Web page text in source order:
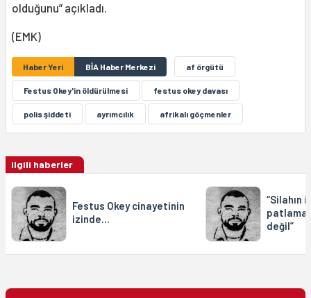
olduğunu” açıkladı.
(EMK)
Haber Yeri BİA Haber Merkezi af örgütü
Festus Okey'in öldürülmesi festus okey davası
polis şiddeti ayrımcılık afrikalı göçmenler
ilgili haberler
Festus Okey cinayetinin
izinde...
“Silahın
değil”